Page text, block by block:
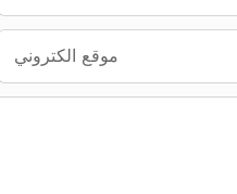
موقع الكتروني